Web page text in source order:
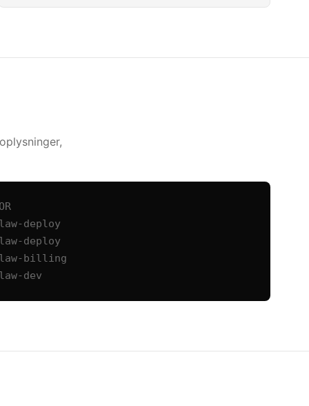
deploy
deploy
billing
dev